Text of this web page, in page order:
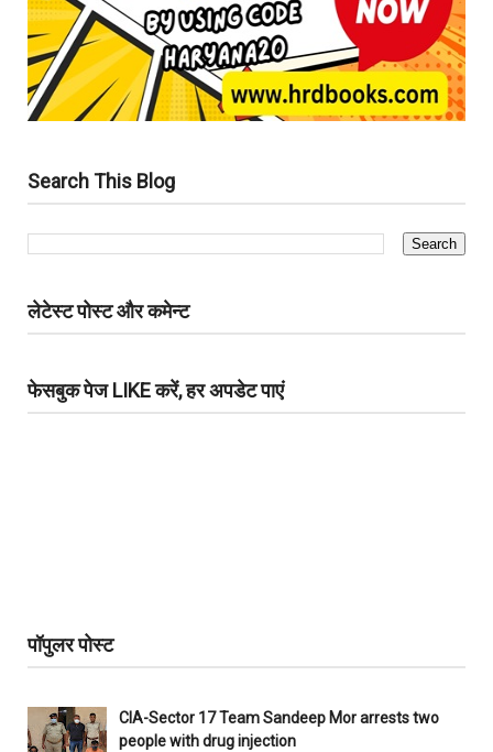
Search This Blog
लेटेस्ट पोस्ट और कमेन्ट
फेसबुक पेज LIKE करें, हर अपडेट पाएं
पॉपुलर पोस्ट
CIA-Sector 17 Team Sandeep Mor arrests two
people with drug injection